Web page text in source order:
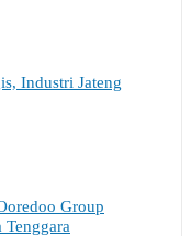
Industri Jateng
Group